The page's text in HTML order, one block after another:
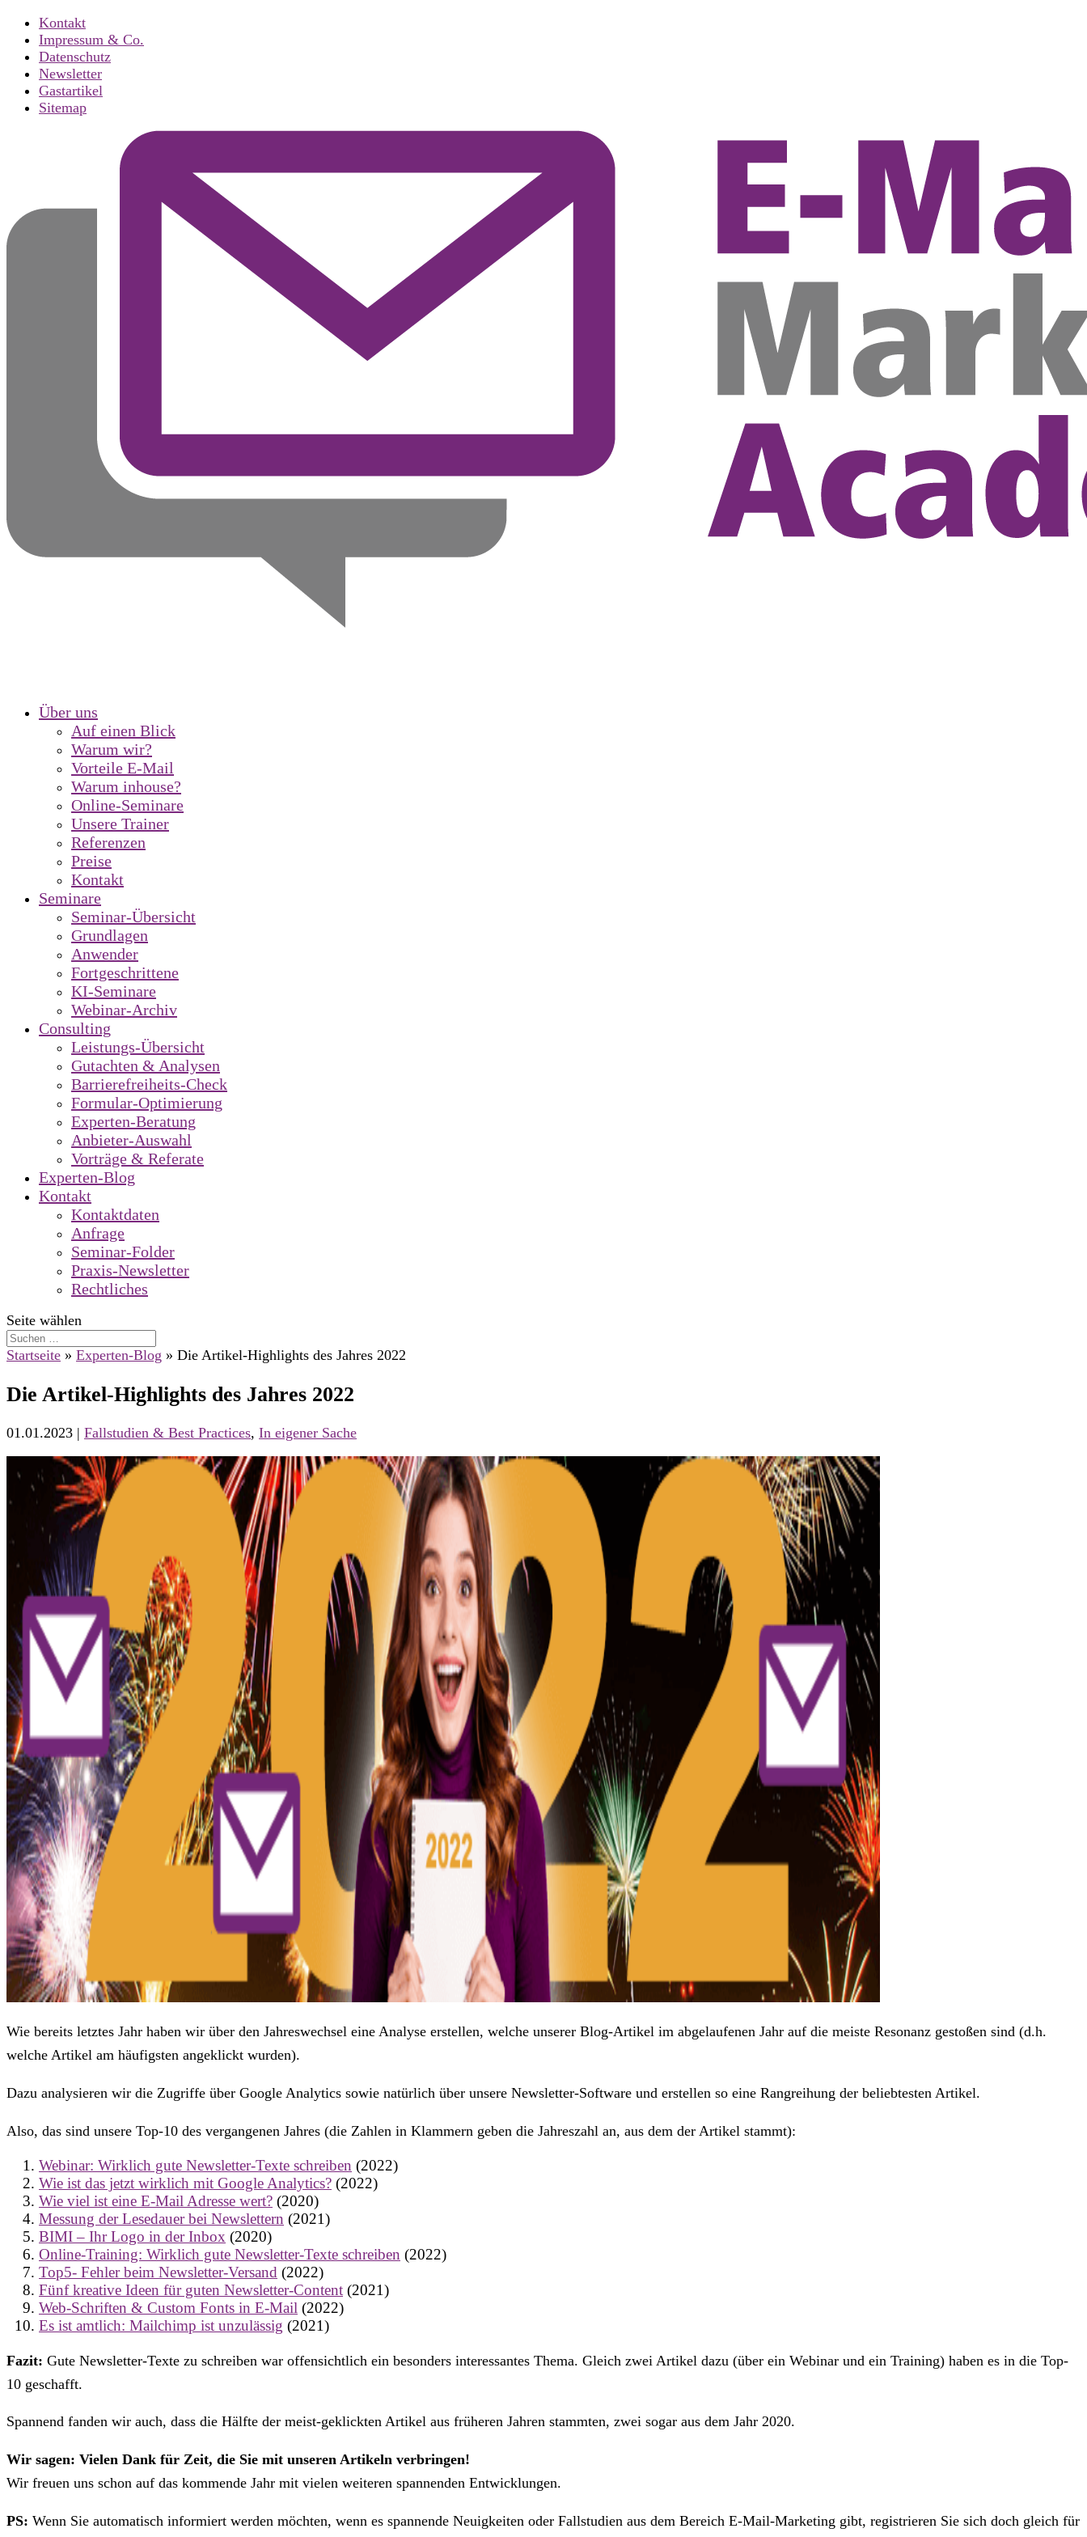
Kontakt
Impressum & Co.
Datenschutz
Newsletter
Gastartikel
Sitemap
Über uns
Auf einen Blick
Warum wir?
Vorteile E-Mail
Warum inhouse?
Online-Seminare
Unsere Trainer
Referenzen
Preise
Kontakt
Seminare
Seminar-Übersicht
Grundlagen
Anwender
Fortgeschrittene
KI-Seminare
Webinar-Archiv
Consulting
Leistungs-Übersicht
Gutachten & Analysen
Barrierefreiheits-Check
Formular-Optimierung
Experten-Beratung
Anbieter-Auswahl
Vorträge & Referate
Experten-Blog
Kontakt
Kontaktdaten
Anfrage
Seminar-Folder
Praxis-Newsletter
Rechtliches
Seite wählen
Startseite » Experten-Blog » Die Artikel-Highlights des Jahres 2022
Die Artikel-Highlights des Jahres 2022
01.01.2023 | Fallstudien & Best Practices, In eigener Sache
Wie bereits letztes Jahr haben wir über den Jahreswechsel eine Analyse erstellen, welche unserer Blog-Artikel im abgelaufenen Jahr auf die meiste Resonanz gestoßen sind (d.h.
welche Artikel am häufigsten angeklickt wurden).
Dazu analysieren wir die Zugriffe über Google Analytics sowie natürlich über unsere Newsletter-Software und erstellen so eine Rangreihung der beliebtesten Artikel.
Also, das sind unsere Top-10 des vergangenen Jahres (die Zahlen in Klammern geben die Jahreszahl an, aus dem der Artikel stammt):
Webinar: Wirklich gute Newsletter-Texte schreiben (2022)
Wie ist das jetzt wirklich mit Google Analytics? (2022)
Wie viel ist eine E-Mail Adresse wert? (2020)
Messung der Lesedauer bei Newslettern (2021)
BIMI – Ihr Logo in der Inbox (2020)
Online-Training: Wirklich gute Newsletter-Texte schreiben (2022)
Top5- Fehler beim Newsletter-Versand (2022)
Fünf kreative Ideen für guten Newsletter-Content (2021)
Web-Schriften & Custom Fonts in E-Mail (2022)
Es ist amtlich: Mailchimp ist unzulässig (2021)
Fazit: Gute Newsletter-Texte zu schreiben war offensichtlich ein besonders interessantes Thema. Gleich zwei Artikel dazu (über ein Webinar und ein Training) haben es in die Top-
10 geschafft.
Spannend fanden wir auch, dass die Hälfte der meist-geklickten Artikel aus früheren Jahren stammten, zwei sogar aus dem Jahr 2020.
Wir sagen: Vielen Dank für Zeit, die Sie mit unseren Artikeln verbringen!
Wir freuen uns schon auf das kommende Jahr mit vielen weiteren spannenden Entwicklungen.
PS: Wenn Sie automatisch informiert werden möchten, wenn es spannende Neuigkeiten oder Fallstudien aus dem Bereich E-Mail-Marketing gibt, registrieren Sie sich doch gleich für